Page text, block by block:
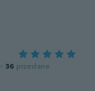
· 36 przesłane